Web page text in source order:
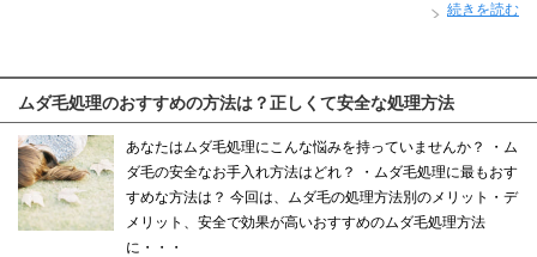
続きを読む
ムダ毛処理のおすすめの方法は？正しくて安全な処理方法
あなたはムダ毛処理にこんな悩みを持っていませんか？ ・ム
ダ毛の安全なお手入れ方法はどれ？ ・ムダ毛処理に最もおす
すめな方法は？ 今回は、ムダ毛の処理方法別のメリット・デ
メリット、安全で効果が高いおすすめのムダ毛処理方法
に・・・